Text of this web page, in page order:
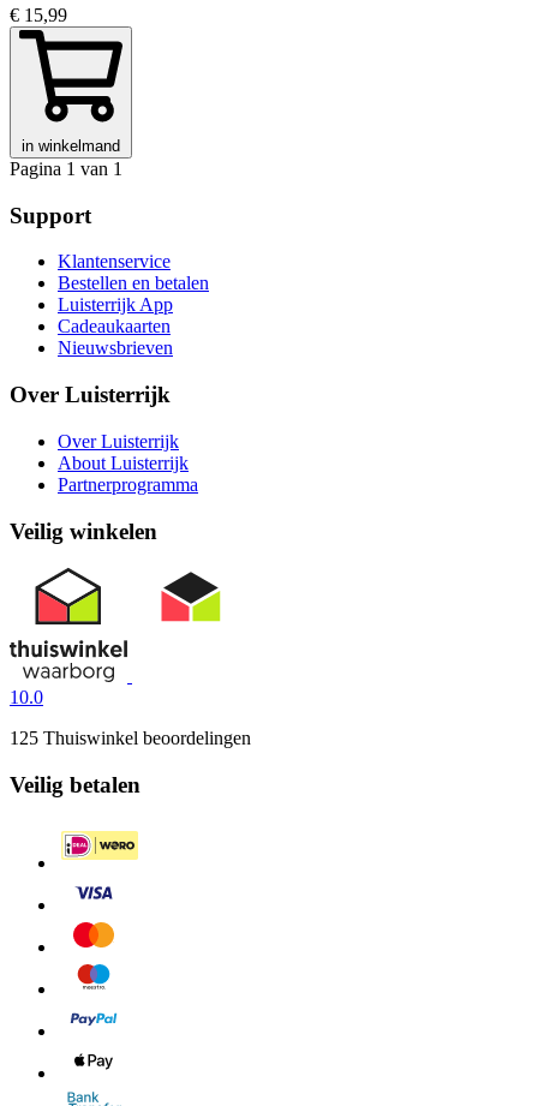
€ 15,99
in winkelmand
Pagina 1 van 1
Support
Klantenservice
Bestellen en betalen
Luisterrijk App
Cadeaukaarten
Nieuwsbrieven
Over Luisterrijk
Over Luisterrijk
About Luisterrijk
Partnerprogramma
Veilig winkelen
10.0
125 Thuiswinkel beoordelingen
Veilig betalen